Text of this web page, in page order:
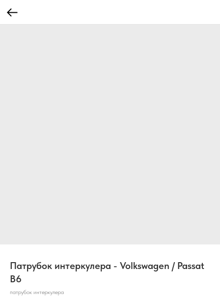
Патрубок интеркулера - Volkswagen / Passat
B6
патрубок интеркулера